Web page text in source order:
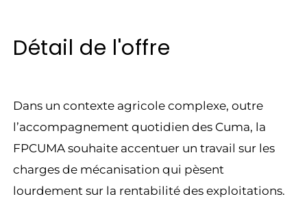
Détail de l'offre
Dans un contexte agricole complexe, outre
l’accompagnement quotidien des Cuma, la
FPCUMA souhaite accentuer un travail sur les
charges de mécanisation qui pèsent
lourdement sur la rentabilité des exploitations.